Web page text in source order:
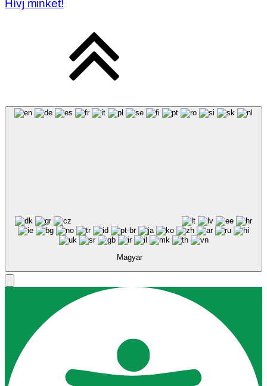
Hívj minket!
Magyar